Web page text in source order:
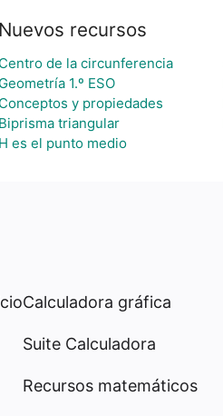
Nuevos recursos
Centro de la circunferencia
Geometría 1.º ESO
Conceptos y propiedades
Biprisma triangular
H es el punto medio
Calculadora gráfica
Suite Calculadora
Recursos matemáticos